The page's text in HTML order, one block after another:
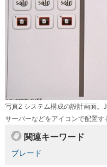
写真2 システム構成の設計画面。
サーバーなどをアイコンで配置す
関連キーワード
ブレード